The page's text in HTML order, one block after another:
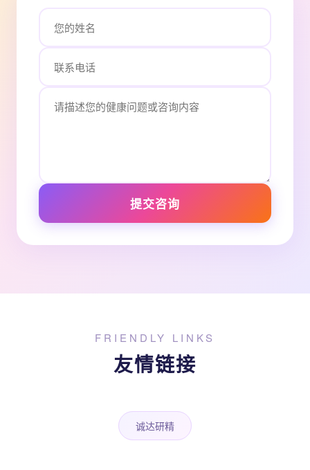
提交咨询
FRIENDLY LINKS
友情链接
诚达研精